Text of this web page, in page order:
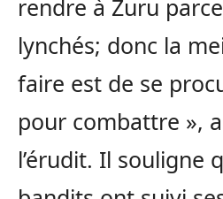
rendre à Zuru
lynchés; donc la
faire est de se
pour combattre »,
l’érudit. Il souligne